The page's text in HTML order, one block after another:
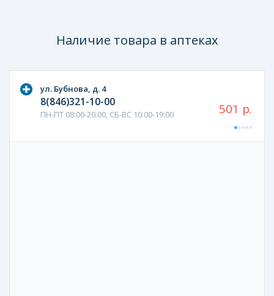
Наличие товара в аптеках
ул. Бубнова, д. 4
8(846)321-10-00
ПН-ПТ 08:00-20:00, СБ-ВС 10:00-19:00 501 р.